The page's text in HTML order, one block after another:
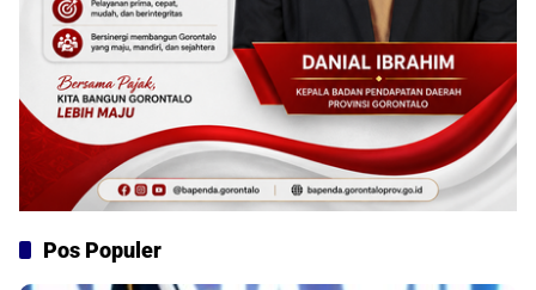
Pos Populer